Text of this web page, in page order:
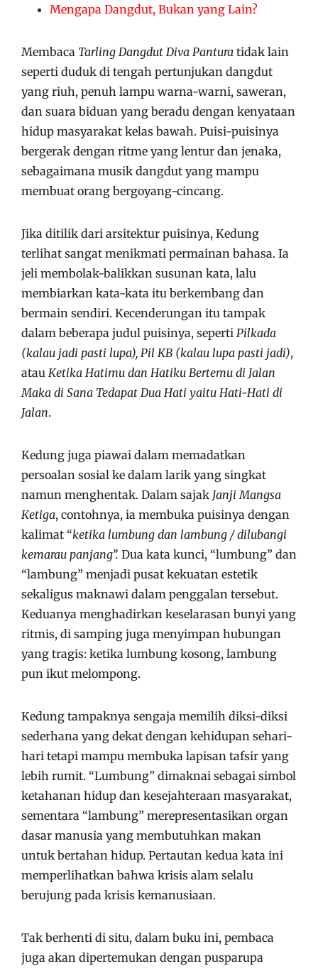
Mengapa Dangdut, Bukan yang Lain?
Membaca Tarling Dangdut Diva Pantura tidak lain
seperti duduk di tengah pertunjukan dangdut
yang riuh, penuh lampu warna-warni, saweran,
dan suara biduan yang beradu dengan kenyataan
hidup masyarakat kelas bawah. Puisi-puisinya
bergerak dengan ritme yang lentur dan jenaka,
sebagaimana musik dangdut yang mampu
membuat orang bergoyang-cincang.
Jika ditilik dari arsitektur puisinya, Kedung
terlihat sangat menikmati permainan bahasa. Ia
jeli membolak-balikkan susunan kata, lalu
membiarkan kata-kata itu berkembang dan
bermain sendiri. Kecenderungan itu tampak
dalam beberapa judul puisinya, seperti Pilkada
(kalau jadi pasti lupa), Pil KB (kalau lupa pasti jadi),
atau Ketika Hatimu dan Hatiku Bertemu di Jalan
Maka di Sana Tedapat Dua Hati yaitu Hati-Hati di
Jalan.
Kedung juga piawai dalam memadatkan
persoalan sosial ke dalam larik yang singkat
namun menghentak. Dalam sajak Janji Mangsa
Ketiga, contohnya, ia membuka puisinya dengan
kalimat “ketika lumbung dan lambung / dilubangi
kemarau panjang”. Dua kata kunci, “lumbung” dan
“lambung” menjadi pusat kekuatan estetik
sekaligus maknawi dalam penggalan tersebut.
Keduanya menghadirkan keselarasan bunyi yang
ritmis, di samping juga menyimpan hubungan
yang tragis: ketika lumbung kosong, lambung
pun ikut melompong.
Kedung tampaknya sengaja memilih diksi-diksi
sederhana yang dekat dengan kehidupan sehari-
hari tetapi mampu membuka lapisan tafsir yang
lebih rumit. “Lumbung” dimaknai sebagai simbol
ketahanan hidup dan kesejahteraan masyarakat,
sementara “lambung” merepresentasikan organ
dasar manusia yang membutuhkan makan
untuk bertahan hidup. Pertautan kedua kata ini
memperlihatkan bahwa krisis alam selalu
berujung pada krisis kemanusiaan.
Tak berhenti di situ, dalam buku ini, pembaca
juga akan dipertemukan dengan pusparupa